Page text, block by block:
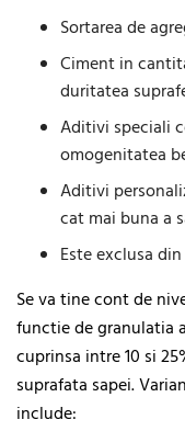
Sortarea de
Ciment in
duritatea
Aditivi speciali
omogenitatea
Aditivi
cat mai buna a
Este exclusa
Se va tine cont de
functie de granulatia
cuprinsa intre 10 si
suprafata sapei.
include: